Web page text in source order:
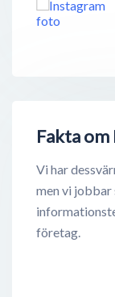
Fakta
Vi har
men vi
företag.